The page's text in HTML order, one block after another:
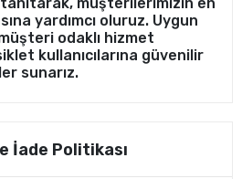
yardımcı oluruz. Uygun
odaklı hizmet
kullanıcılarına güvenilir
sunarız.
İade Politikası